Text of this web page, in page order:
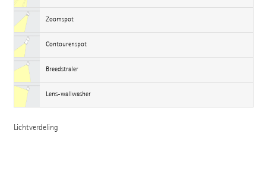
Zoomspot
Contourenspot
Breedstraler
Lens-wallwasher
Lichtverdeling